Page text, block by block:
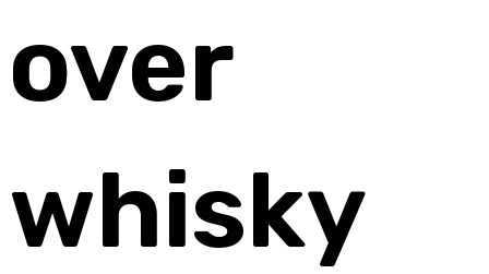
over
whisky